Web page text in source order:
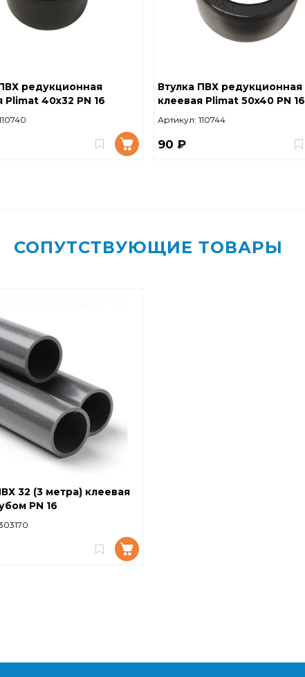
редукционная
Plimat 40x32 PN 16
Втулка ПВХ редукционная
клеевая Plimat 50x40 PN 16
Артикул: 110744
90 ₽
СОПУТСТВУЮЩИЕ ТОВАРЫ
32 (3 метра) клеевая
PN 16